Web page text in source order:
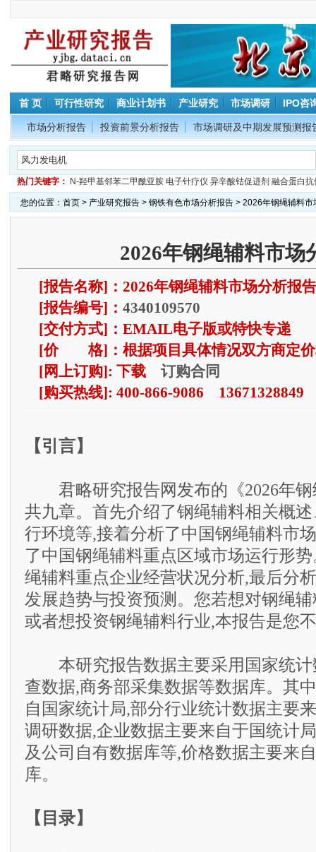
首 页 可行性研究 商业计划书 产业研究 市场调研 IPO咨
市场分析报告 投资前景分析报告 市场调研及中期发展预测报
热门关键字： N-羟甲基邻苯二甲酰亚胺 电子针疗仪 异辛酸钴促进剂 融合蛋白抗
您的位置： 首页> 产业研究报告> 钢铁有色市场分析报告> 2026年钢绳辅料市
2026年钢绳辅料市场
[报告名称]：2026年钢绳辅料市场分析报告
[报告编号]： 4340109570
[交付方式]：EMAIL电子版或特快专递
[价 格]：根据项目具体情况双方商定
[网上订购]: 下载 订购合同
[购买热线]: 400-866-9086 13671328849
【引言】
君略研究报告网发布的《2026年钢
共九章。首先介绍了钢绳辅料相关概
行环境等,接着分析了中国钢绳辅料市
了中国钢绳辅料重点区域市场运行形
绳辅料重点企业经营状况分析,最后分
发展趋势与投资预测。您若想对钢绳
或者想投资钢绳辅料行业,本报告是您
本研究报告数据主要采用国家统计
查数据,商务部采集数据等数据库。其
自国家统计局,部分行业统计数据主要
调研数据,企业数据主要来自于国统计
及公司自有数据库等,价格数据主要来
库。
【目录】